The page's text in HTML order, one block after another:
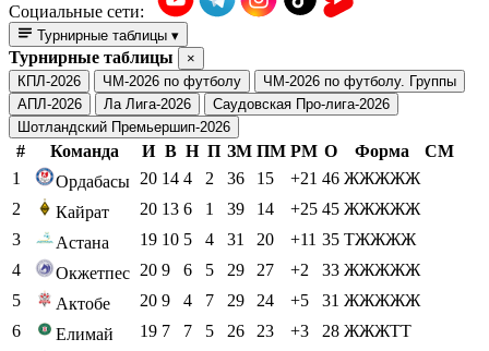
Социальные сети:
Турнирные таблицы ▾
Турнирные таблицы
×
КПЛ-2026
ЧМ-2026 по футболу
ЧМ-2026 по футболу. Группы
АПЛ-2026
Ла Лига-2026
Саудовская Про-лига-2026
Шотландский Премьершип-2026
# Команда И В Н П ЗМ ПМ РМ О Форма
СМ
1
Ордабасы 20 14 4 2 36 15 +21 46 ЖЖЖЖЖ
2
Кайрат 20 13 6 1 39 14 +25 45 ЖЖЖЖЖ
3
Астана 19 10 5 4 31 20 +11 35 ТЖЖЖЖ
4
Окжетпес 20 9 6 5 29 27 +2 33 ЖЖЖЖЖ
5
Актобе 20 9 4 7 29 24 +5 31 ЖЖЖЖЖ
6
Елимай 19 7 7 5 26 23 +3 28 ЖЖЖТТ